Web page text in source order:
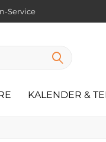
Service
KALENDER &